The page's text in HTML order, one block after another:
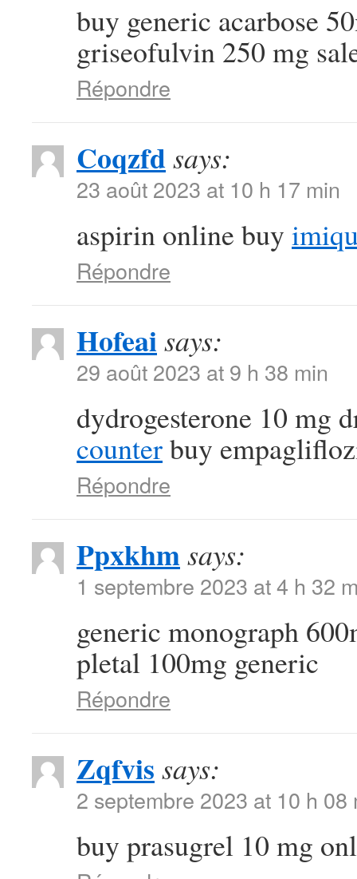
buy generic acarbose
griseofulvin 250 mg
Répondre
Coqzfdsays:
23 août 2023 at 10 h 17 min
aspirin online buy
Répondre
Hofeaisays:
29 août 2023 at 9 h 38 min
dydrogesterone 10 mg
counterbuy
Répondre
Ppxkhmsays:
1 septembre 2023 at 4 h 32
generic monograph
pletal 100mg generic
Répondre
Zqfvis says:
2 septembre 2023 at 10 h 08
buy prasugrel 10 mg